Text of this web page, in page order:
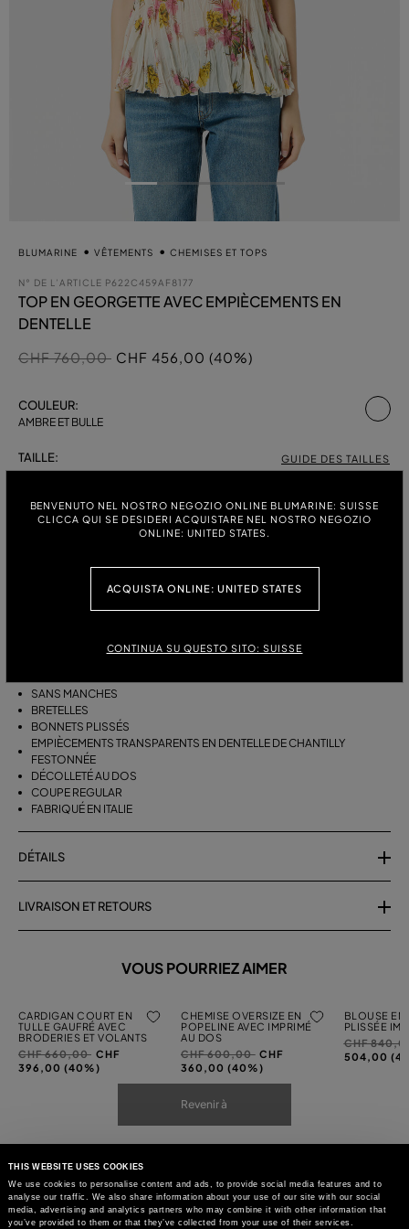
THIS WEBSITE USES COOKIES
We use cookies to personalise content and ads, to provide social media features and to
analyse our traffic. We also share information about your use of our site with our social
media, advertising and analytics partners who may combine it with other information that
you’ve provided to them or that they’ve collected from your use of their services.
BENVENUTO NEL NOSTRO NEGOZIO ONLINE BLUMARINE: SUISSE
CLICCA QUI SE DESIDERI ACQUISTARE NEL NOSTRO NEGOZIO
ONLINE: UNITED STATES.
ACQUISTA ONLINE: UNITED STATES
CONTINUA SU QUESTO SITO: SUISSE
BLUMARINE VÊTEMENTS CHEMISES ET TOPS
N° DE L’ARTICLE P622C459AF8177
TOP EN GEORGETTE AVEC EMPIÈCEMENTS EN
DENTELLE
Prix réduit de
CHF 760,00àCHF 456,00 (40%)
COULEUR:
AMBRE ET BULLE
TAILLE: GUIDE DES TAILLES
TOP EN GEORGETTE DE VISCOSE À IMPRIMÉ FLEURS D’AGAVE, AVEC
BRETELLES, EMPIÈCEMENTS EN DENTELLE DE CHANTILLY, BONNETS
SANS MANCHES
BRETELLES
BONNETS PLISSÉS
EMPIÈCEMENTS TRANSPARENTS EN DENTELLE DE CHANTILLY
FESTONNÉE
DÉCOLLETÉ AU DOS
COUPE REGULAR
FABRIQUÉ EN ITALIE
DÉTAILS
LIVRAISON ET RETOURS
VOUS POURRIEZ AIMER
CARDIGAN COURT EN
TULLE GAUFRÉ AVEC
BRODERIES ET VOLANTS
Prix
réduit
CHF 660,00àCHF
396,00 (40%)
CHEMISE OVERSIZE EN
POPELINE AVEC IMPRIMÉ
AU DOS
Prix
réduit
CHF 600,00àCHF
360,00 (40%)
BLOUSE EN
PLISSÉE
Prix
réduit
CHF
504,00
Revenir à